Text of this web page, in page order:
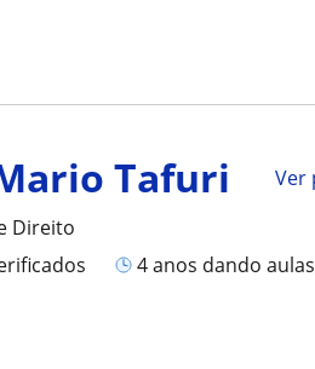
Tafuri
Ver
Direito
4 anos dando aulas